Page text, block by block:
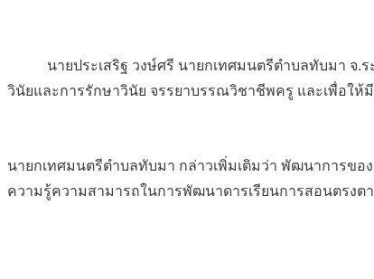
นายประเสริฐ วงษ์ศรี นายกเทศมนตรีตำบลทับมา จ.ระ
วินัยและการรักษาวินัย จรรยาบรรณวิชาชีพครู และเพื่อให้
นายกเทศมนตรีตำบลทับมา กล่าวเพิ่มเติมว่า พัฒนาการข
ความรู้ความสามารถในการพัฒนาดารเรียนการสอนตรง